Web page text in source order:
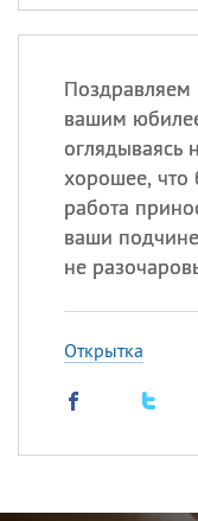
Поздравляем
вашим
оглядываясь
хорошее, что
работа
ваши
не
Открытка